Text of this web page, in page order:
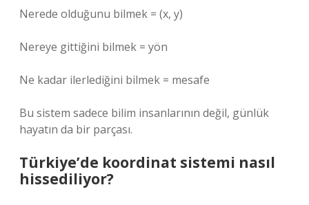
Nerede olduğunu bilmek = (x, y)
Nereye gittiğini bilmek = yön
Ne kadar ilerlediğini bilmek = mesafe
Bu sistem sadece bilim insanlarının değil, günlük
hayatın da bir parçası.
Türkiye’de koordinat sistemi nasıl
hissediliyor?